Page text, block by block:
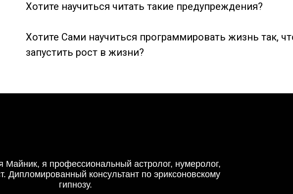
Хотите научиться читать такие предупреждения?
Хотите Сами научиться программировать жизнь так,
запустить рост в жизни?
я профессиональный астролог, нумеролог,
Дипломированный консультант по эриксоновскому
гипнозу.